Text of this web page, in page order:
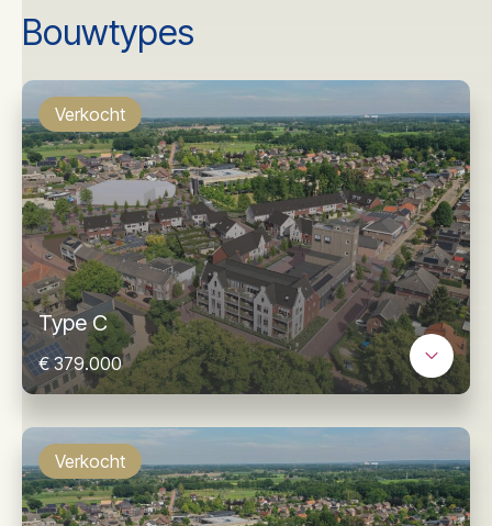
Inhoud van 321 m3tot 999 m3
Bouwtypes
Verkocht
Type C
€ 379.000
Verkocht